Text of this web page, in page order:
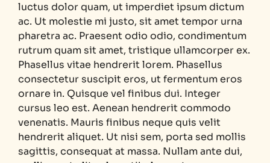
luctus dolor quam, ut imperdiet ipsum dictum
ac. Ut molestie mi justo, sit amet tempor urna
pharetra ac. Praesent odio odio, condimentum
rutrum quam sit amet, tristique ullamcorper ex.
Phasellus vitae hendrerit lorem. Phasellus
consectetur suscipit eros, ut fermentum eros
ornare in. Quisque vel finibus dui. Integer
cursus leo est. Aenean hendrerit commodo
venenatis. Mauris finibus neque quis velit
hendrerit aliquet. Ut nisi sem, porta sed mollis
sagittis, consequat at massa. Nullam ante dui,